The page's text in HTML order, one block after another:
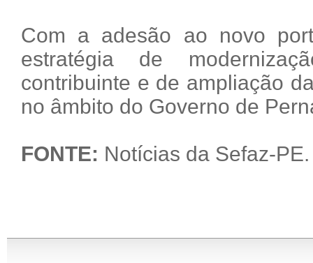
Com a adesão ao novo
estratégia de
contribuinte e de ampliação
no âmbito do Governo de
FONTE: Notícias da Sefaz-PE.